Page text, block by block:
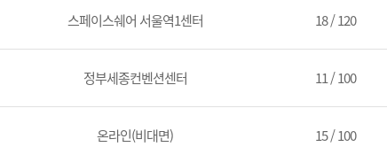
스페이스쉐어 서울역1센터 18 / 120
정부세종컨벤션센터 11 / 100
온라인(비대면) 15 / 100